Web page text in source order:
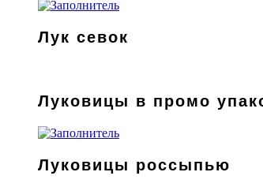
Лук севок
Луковицы в промо
Луковицы россыпью